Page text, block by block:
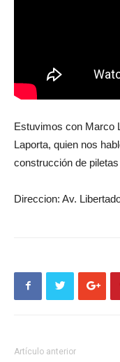
Estuvimos con Marco
Laporta, quien nos
construcción de
Direccion: Av.
Artículo anterior